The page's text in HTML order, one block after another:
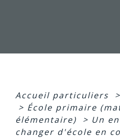
Accueil particuliers >
> École primaire
élémentaire)
> Un
changer d'école en